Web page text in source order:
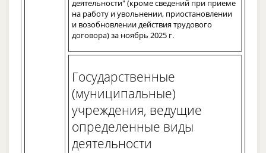
деятельности" (кроме сведений при приеме
на работу и увольнении, приостановлении
и возобновлении действия трудового
договора) за ноябрь 2025 г.
Государственные
(муниципальные)
учреждения, ведущие
определенные виды
деятельности